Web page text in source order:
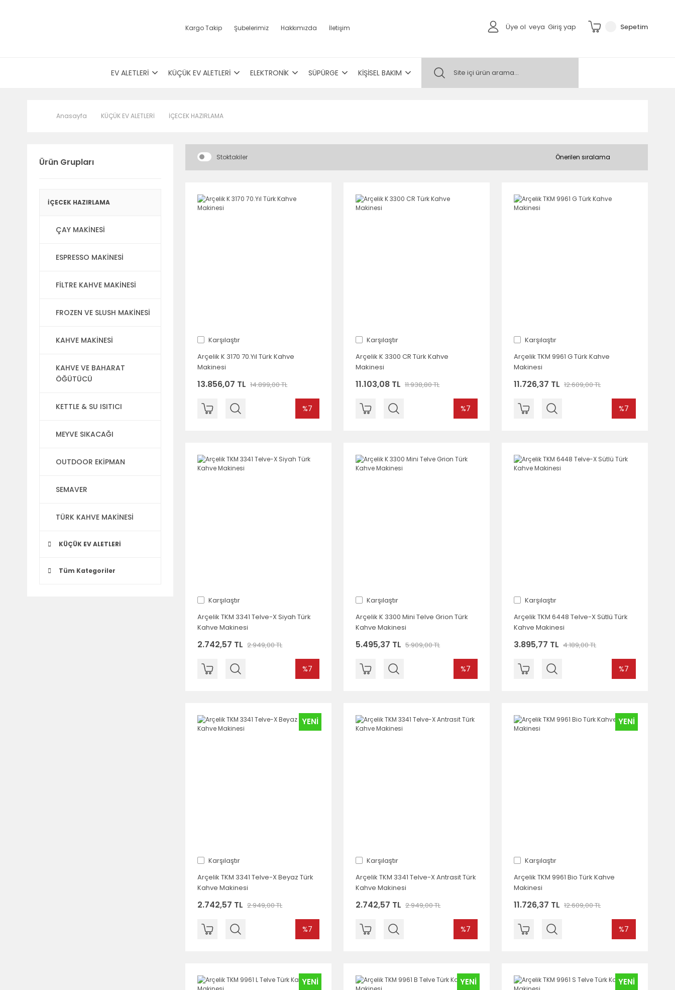
Kargo Takip Şubelerimiz Hakkımızda İletişim Üye ol veya Giriş yap Sepetim
EV ALETLERİ KÜÇÜK EV ALETLERİ ELEKTRONİK SÜPÜRGE KİŞİSEL BAKIM
Anasayfa KÜÇÜK EV ALETLERİ İÇECEK HAZIRLAMA
Ürün Grupları
İÇECEK HAZIRLAMA
ÇAY MAKİNESİ
ESPRESSO MAKİNESİ
FİLTRE KAHVE MAKİNESİ
FROZEN VE SLUSH MAKİNESİ
KAHVE MAKİNESİ
KAHVE VE BAHARAT
ÖĞÜTÜCÜ
KETTLE & SU ISITICI
MEYVE SIKACAĞI
OUTDOOR EKİPMAN
SEMAVER
TÜRK KAHVE MAKİNESİ
KÜÇÜK EV ALETLERİ
Tüm Kategoriler
Stoktakiler
Karşılaştır
Arçelik K 3170 70.Yıl Türk Kahve
Makinesi
13.856,07 TL 14.899,00 TL
%7
Karşılaştır
Arçelik K 3300 CR Türk Kahve
Makinesi
11.103,08 TL 11.938,80 TL
%7
Karşılaştır
Arçelik TKM 9961 G Türk Kahve
Makinesi
11.726,37 TL 12.609,00 TL
%7
Karşılaştır
Arçelik TKM 3341 Telve-X Siyah Türk
Kahve Makinesi
2.742,57 TL 2.949,00 TL
%7
Karşılaştır
Arçelik K 3300 Mini Telve Grion Türk
Kahve Makinesi
5.495,37 TL 5.909,00 TL
%7
Karşılaştır
Arçelik TKM 6448 Telve-X Sütlü Türk
Kahve Makinesi
3.895,77 TL 4.189,00 TL
%7
YENİ
Karşılaştır
Arçelik TKM 3341 Telve-X Beyaz Türk
Kahve Makinesi
2.742,57 TL 2.949,00 TL
%7
Karşılaştır
Arçelik TKM 3341 Telve-X Antrasit Türk
Kahve Makinesi
2.742,57 TL 2.949,00 TL
%7
YENİ
Karşılaştır
Arçelik TKM 9961 Bio Türk Kahve
Makinesi
11.726,37 TL 12.609,00 TL
%7
YENİ YENİ YENİ